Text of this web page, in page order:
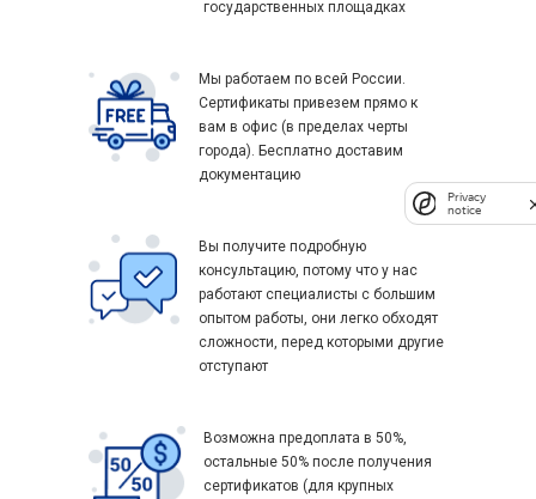
государственных площадках
Мы работаем по всей России.
Сертификаты привезем прямо к
вам в офис (в пределах черты
города). Бесплатно доставим
документацию
Возможна предоплата в 50%,
остальные 50% после получения
сертификатов (для крупных
Вы получите подробную
консультацию, потому что у нас
работают специалисты с большим
опытом работы, они легко обходят
сложности, перед которыми другие
отступают
Privacy
notice